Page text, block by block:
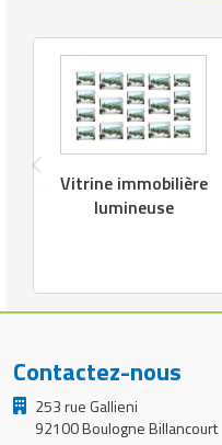
Vitrine immobilière
lumineuse
Contactez-nous
253 rue Gallieni
92100 Boulogne Billancourt